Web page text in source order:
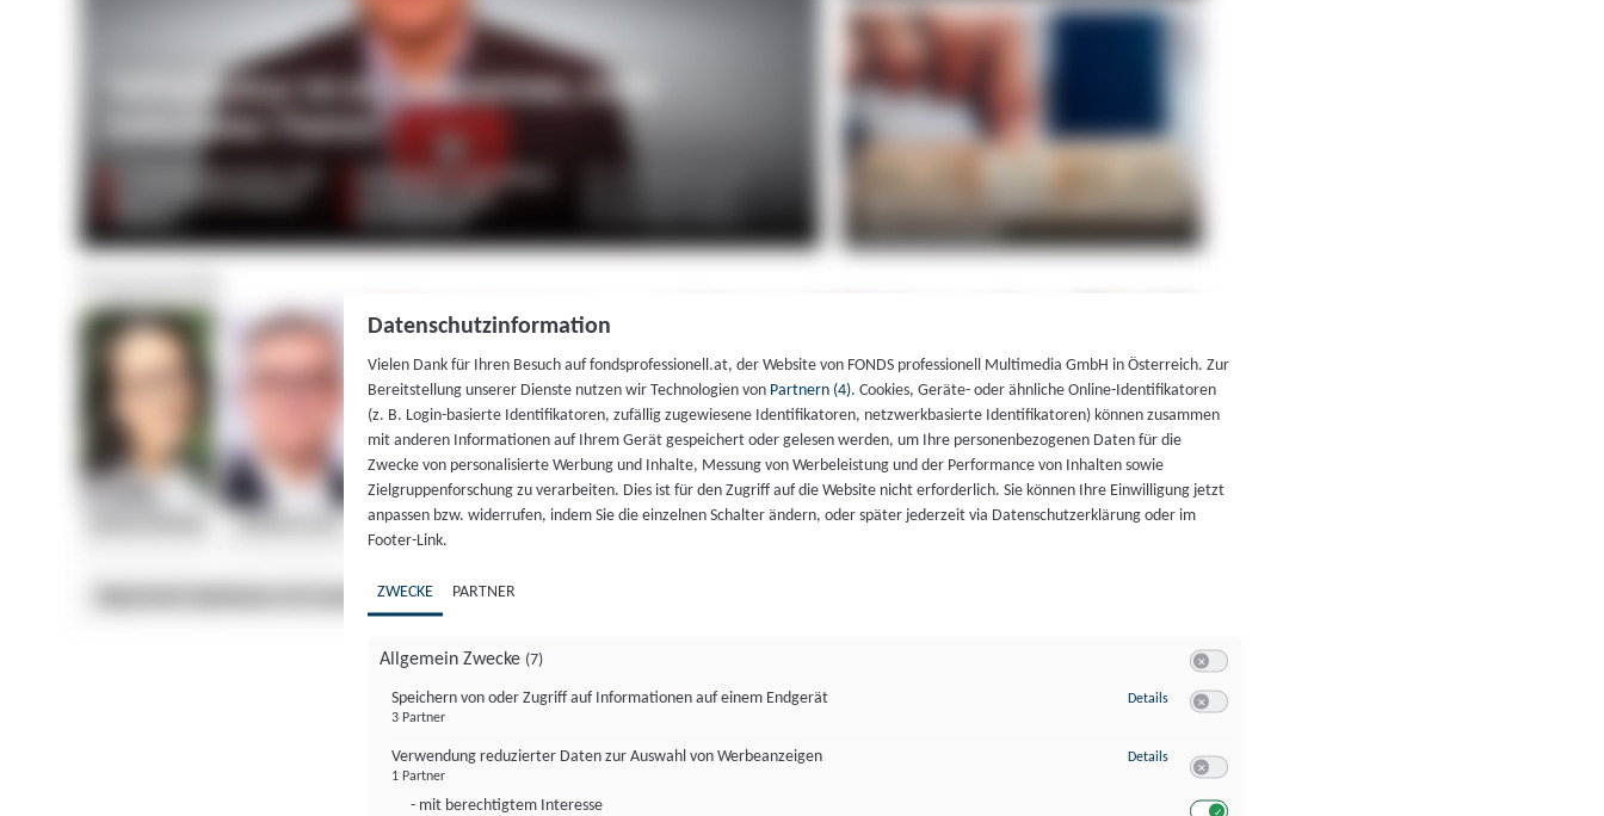
Datenschutzinformation
Vielen Dank für Ihren Besuch auf fondsprofessionell.at, der Website von FONDS professionell Multimedia GmbH in Österreich. Zur
Bereitstellung unserer Dienste nutzen wir Technologien von Partnern (4). Cookies, Geräte- oder ähnliche Online-Identifikatoren
(z. B. Login-basierte Identifikatoren, zufällig zugewiesene Identifikatoren, netzwerkbasierte Identifikatoren) können zusammen
mit anderen Informationen auf Ihrem Gerät gespeichert oder gelesen werden, um Ihre personenbezogenen Daten für die
Zwecke von personalisierte Werbung und Inhalte, Messung von Werbeleistung und der Performance von Inhalten sowie
Zielgruppenforschung zu verarbeiten. Dies ist für den Zugriff auf die Website nicht erforderlich. Sie können Ihre Einwilligung jetzt
anpassen bzw. widerrufen, indem Sie die einzelnen Schalter ändern, oder später jederzeit via Datenschutzerklärung oder im
Footer-Link.
ZWECKE PARTNER
Allgemein Zwecke (7)
Speichern von oder Zugriff auf Informationen auf einem Endgerät
3 Partner
Details zu Speichern von oder Zugriff auf Informationen auf einem Endgerät
Verwendung reduzierter Daten zur Auswahl von Werbeanzeigen
1 Partner
- mit berechtigtem Interesse
Details zu Verwendung reduzierter Daten zur Auswahl von Werbeanzeigen